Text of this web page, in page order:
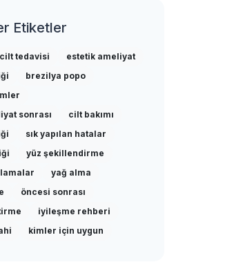
Etiketler
cilt tedavisi
estetik ameliyat
brezilya popo
sonrası
cilt bakımı
sık yapılan hatalar
yüz şekillendirme
yağ alma
öncesi sonrası
iyileşme rehberi
kimler için uygun